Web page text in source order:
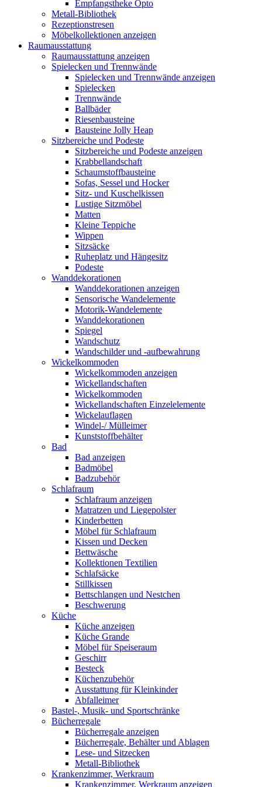
Empfangstheke Opto
Metall-Bibliothek
Rezeptionstresen
Möbelkollektionen anzeigen
Raumausstattung
Raumausstattung anzeigen
Spielecken und Trennwände
Spielecken und Trennwände anzeigen
Spielecken
Trennwände
Ballbäder
Riesenbausteine
Bausteine Jolly Heap
Sitzbereiche und Podeste
Sitzbereiche und Podeste anzeigen
Krabbellandschaft
Schaumstoffbausteine
Sofas, Sessel und Hocker
Sitz- und Kuschelkissen
Lustige Sitzmöbel
Matten
Kleine Teppiche
Wippen
Sitzsäcke
Ruheplatz und Hängesitz
Podeste
Wanddekorationen
Wanddekorationen anzeigen
Sensorische Wandelemente
Motorik-Wandelemente
Wanddekorationen
Spiegel
Wandschutz
Wandschilder und -aufbewahrung
Wickelkommoden
Wickelkommoden anzeigen
Wickellandschaften
Wickelkommoden
Wickellandschaften Einzelelemente
Wickelauflagen
Windel-/ Mülleimer
Kunststoffbehälter
Bad
Bad anzeigen
Badmöbel
Badzubehör
Schlafraum
Schlafraum anzeigen
Matratzen und Liegepolster
Kinderbetten
Möbel für Schlafraum
Kissen und Decken
Bettwäsche
Kollektionen Textilien
Schlafsäcke
Stillkissen
Bettschlangen und Nestchen
Beschwerung
Küche
Küche anzeigen
Küche Grande
Möbel für Speiseraum
Geschirr
Besteck
Küchenzubehör
Ausstattung für Kleinkinder
Abfalleimer
Bastel-, Musik- und Sportschränke
Bücherregale
Bücherregale anzeigen
Bücherregale, Behälter und Ablagen
Lese- und Sitzecken
Metall-Bibliothek
Krankenzimmer, Werkraum
Krankenzimmer, Werkraum anzeigen